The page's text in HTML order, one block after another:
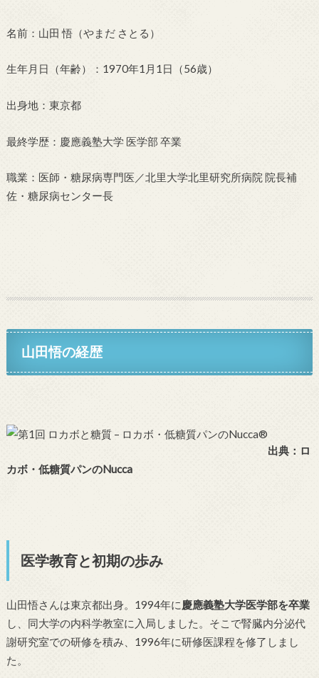
名前：山田 悟（やまだ さとる）
生年月日（年齢）：1970年1月1日（56歳）
出身地：東京都
最終学歴：慶應義塾大学 医学部 卒業
職業：医師・糖尿病専門医／北里大学北里研究所病院 院長補
佐・糖尿病センター長
山田悟の経歴
出典：ロ
カボ・低糖質パンのNucca
医学教育と初期の歩み
山田悟さんは東京都出身。1994年に慶應義塾大学医学部を卒業
し、同大学の内科学教室に入局しました。そこで腎臓内分泌代
謝研究室での研修を積み、1996年に研修医課程を修了しまし
た。